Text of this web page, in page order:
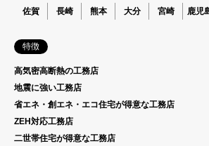
佐賀 長崎 熊本 大分 宮崎 鹿児
特徴
高気密高断熱の工務店
地震に強い工務店
省エネ・創エネ・エコ住宅が得意な工務店
ZEH対応工務店
二世帯住宅が得意な工務店